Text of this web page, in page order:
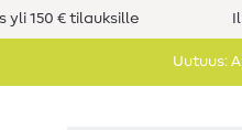
yli 150 € tilauksille
Uutuus: